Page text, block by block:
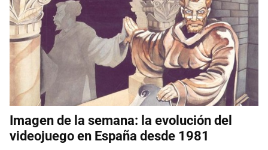
Imagen de la semana: la evolución del
videojuego en España desde 1981